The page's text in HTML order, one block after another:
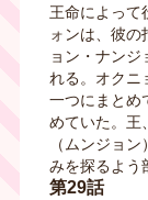
王命によって
ォンは、彼の
ョン・ナン
れる。オクニ
一つにまとめ
めていた。王
（ムンジョ
みを探るよう
第29話